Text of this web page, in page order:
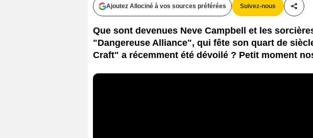
Ajoutez Allociné à vos sources préférées Suivez-nous
Que sont devenues Neve Campbell et les
"Dangereuse Alliance", qui fête son quart de
Craft" a récemment été dévoilé ? Petit moment